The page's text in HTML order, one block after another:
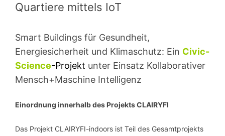
Quartiere mittels IoT
Smart Buildings für Gesundheit,
Energiesicherheit und Klimaschutz: Ein Civic-
Science-Projekt unter Einsatz Kollaborativer
Mensch+Maschine Intelligenz
Einordnung innerhalb des Projekts CLAIRYFI
Das Projekt CLAIRYFI-indoors ist Teil des Gesamtprojekts